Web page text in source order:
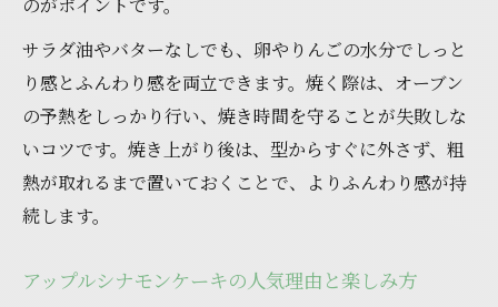
イデア
しっとり香る米粉のアップルシナモンケーキ体
験
米粉で作るケーキのしっとり食感と魅力
アップルシナモンケーキを米粉で楽しむポ
イント
グルテンフリーで味わうアップルシナモンケ
サラダ油やバターなしでも、卵やりんごの水分でしっと
り感とふんわり感を両立できます。焼く際は、オーブン
の予熱をしっかり行い、焼き時間を守ることが失敗しな
いコツです。焼き上がり後は、型からすぐに外さず、粗
熱が取れるまで置いておくことで、よりふんわり感が持
続します。
アップルシナモンケーキの人気理由と楽しみ方